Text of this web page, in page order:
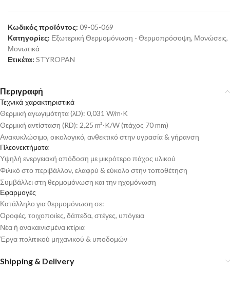
Κωδικός προϊόντος: 09-05-069
Κατηγορίες: Εξωτερική Θερμομόνωση - Θερμοπρόσοψη, Μονώσεις,
Μονωτικά
Ετικέτα: STYROPAN
Περιγραφή
Τεχνικά χαρακτηριστικά
Θερμική αγωγιμότητα (λD): 0,031 W/m·K
Θερμική αντίσταση (RD): 2,25 m²·K/W (πάχος 70 mm)
Ανακυκλώσιμο, οικολογικό, ανθεκτικό στην υγρασία & γήρανση
Πλεονεκτήματα
Υψηλή ενεργειακή απόδοση με μικρότερο πάχος υλικού
Φιλικό στο περιβάλλον, ελαφρύ & εύκολο στην τοποθέτηση
Συμβάλλει στη θερμομόνωση και την ηχομόνωση
Εφαρμογές
Κατάλληλο για θερμομόνωση σε:
Οροφές, τοιχοποιίες, δάπεδα, στέγες, υπόγεια
Νέα ή ανακαινισμένα κτίρια
Έργα πολιτικού μηχανικού & υποδομών
Shipping & Delivery